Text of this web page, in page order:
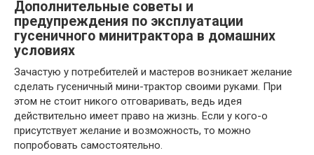
Дополнительные советы и
предупреждения по эксплуатации
гусеничного минитрактора в домашних
условиях
Зачастую у потребителей и мастеров возникает желание
сделать гусеничный мини-трактор своими руками. При
этом не стоит никого отговаривать, ведь идея
действительно имеет право на жизнь. Если у кого-о
присутствует желание и возможность, то можно
попробовать самостоятельно.